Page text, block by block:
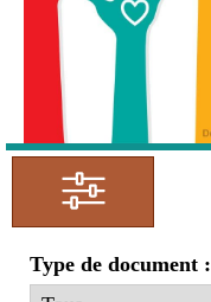
Type de document :